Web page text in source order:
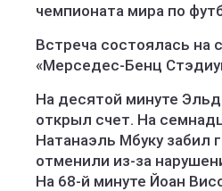
чемпионата мира по
Встреча состоялась на
«Мерседес-Бенц
На десятой минуте
открыл счет. На
Натанаэль Мбуку забил
отменили из-за
На 68-й минуте Йоан